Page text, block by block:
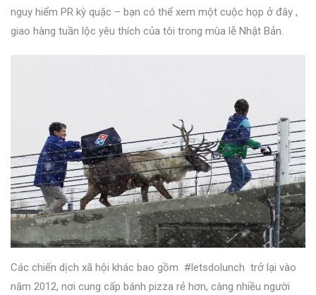
nguy hiểm PR kỳ quặc – bạn có thể xem một cuộc họp ở đây ,
giao hàng tuần lộc yêu thích của tôi trong mùa lễ Nhật Bản.
Các chiến dịch xã hội khác bao gồm #letsdolunch trở lại vào
năm 2012, nơi cung cấp bánh pizza rẻ hơn, càng nhiều người